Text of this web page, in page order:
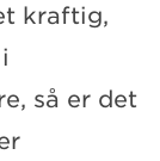
kraftig,
så er det